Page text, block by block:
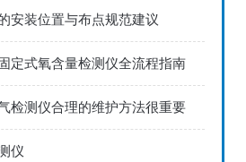
安装位置与布点规范建议
定式氧含量检测仪全流程指南
检测仪合理的维护方法很重要
仪